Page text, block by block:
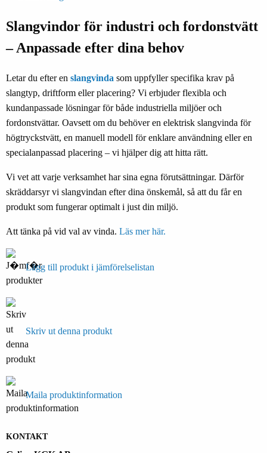
Slangvindor för industri och fordonstvätt
– Anpassade efter dina behov
Letar du efter en slangvinda som uppfyller specifika krav på
slangtyp, driftform eller placering? Vi erbjuder flexibla och
kundanpassade lösningar för både industriella miljöer och
fordonstvättar. Oavsett om du behöver en elektrisk slangvinda för
högtryckstvätt, en manuell modell för enklare användning eller en
specialanpassad placering – vi hjälper dig att hitta rätt.
Vi vet att varje verksamhet har sina egna förutsättningar. Därför
skräddarsyr vi slangvindan efter dina önskemål, så att du får en
produkt som fungerar optimalt i just din miljö.
Att tänka på vid val av vinda. Läs mer här.
Lägg till produkt i jämförelselistan
Skriv ut denna produkt
Maila produktinformation
KONTAKT